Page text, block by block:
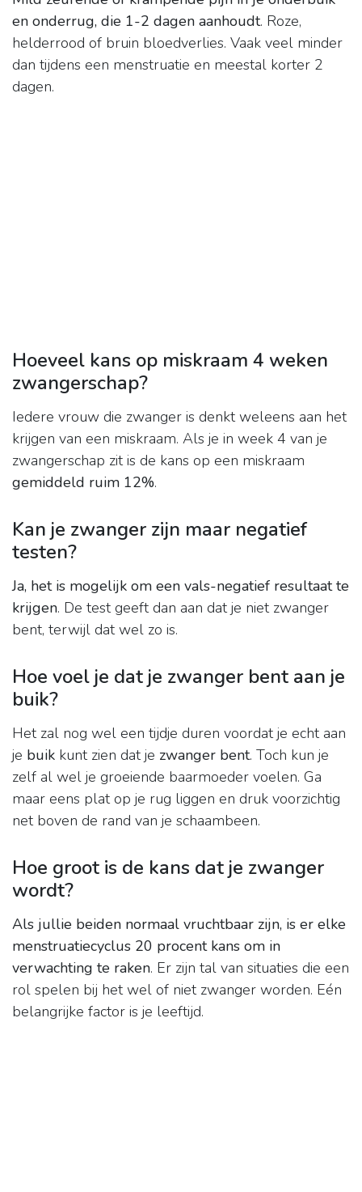
en onderrug, die 1-2 dagen aanhoudt. Roze,
helderrood of bruin bloedverlies. Vaak veel minder
dan tijdens een menstruatie en meestal korter 2
dagen.
Hoeveel kans op miskraam 4 weken
zwangerschap?
Iedere vrouw die zwanger is denkt weleens aan het
krijgen van een miskraam. Als je in week 4 van je
zwangerschap zit is de kans op een miskraam
gemiddeld ruim 12%.
Kan je zwanger zijn maar negatief
testen?
Ja, het is mogelijk om een vals-negatief resultaat te
krijgen. De test geeft dan aan dat je niet zwanger
bent, terwijl dat wel zo is.
Hoe voel je dat je zwanger bent aan je
buik?
Het zal nog wel een tijdje duren voordat je echt aan
je buik kunt zien dat je zwanger bent. Toch kun je
zelf al wel je groeiende baarmoeder voelen. Ga
maar eens plat op je rug liggen en druk voorzichtig
net boven de rand van je schaambeen.
Hoe groot is de kans dat je zwanger
wordt?
Als jullie beiden normaal vruchtbaar zijn, is er elke
menstruatiecyclus 20 procent kans om in
verwachting te raken. Er zijn tal van situaties die een
rol spelen bij het wel of niet zwanger worden. Eén
belangrijke factor is je leeftijd.